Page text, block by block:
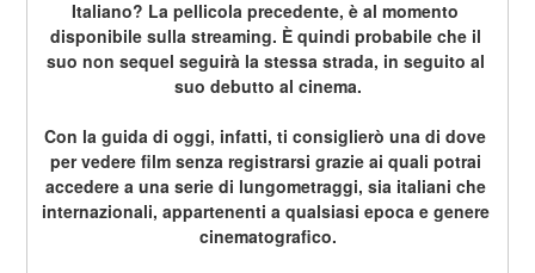
Italiano? La pellicola precedente, è al momento
disponibile sulla streaming. È quindi probabile che il
suo non sequel seguirà la stessa strada, in seguito al
suo debutto al cinema.
Con la guida di oggi, infatti, ti consiglierò una di dove
per vedere film senza registrarsi grazie ai quali potrai
accedere a una serie di lungometraggi, sia italiani che
internazionali, appartenenti a qualsiasi epoca e genere
cinematografico.